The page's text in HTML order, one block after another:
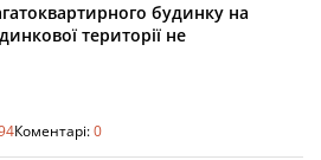
будинку на
території не
Коментарі:0